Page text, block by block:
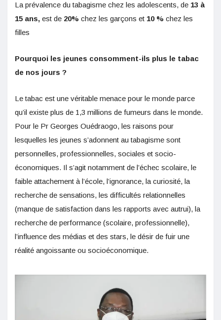
La prévalence du tabagisme chez les adolescents, de 13 à
15 ans, est de 20% chez les garçons et 10 % chez les
filles
Pourquoi les jeunes consomment-ils plus le tabac
de nos jours ?
Le tabac est une véritable menace pour le monde parce
qu’il existe plus de 1,3 millions de fumeurs dans le monde.
Pour le Pr Georges Ouédraogo, les raisons pour
lesquelles les jeunes s’adonnent au tabagisme sont
personnelles, professionnelles, sociales et socio-
économiques. Il s’agit notamment de l’échec scolaire, le
faible attachement à l’école, l’ignorance, la curiosité, la
recherche de sensations, les difficultés relationnelles
(manque de satisfaction dans les rapports avec autrui), la
recherche de performance (scolaire, professionnelle),
l’influence des médias et des stars, le désir de fuir une
réalité angoissante ou socioéconomique.